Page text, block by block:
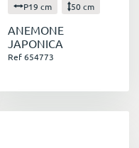
P19 cm 50 cm
ANEMONE
JAPONICA
Ref 654773